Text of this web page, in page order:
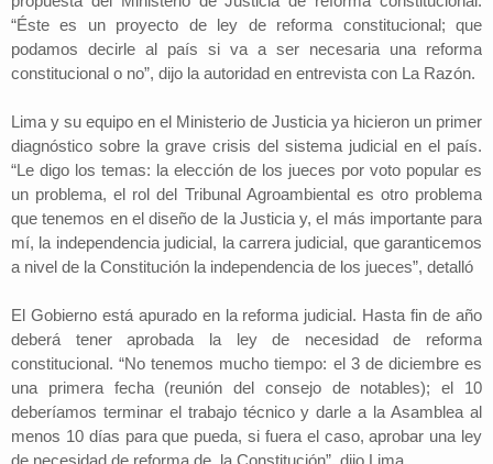
“Éste es un proyecto de ley de reforma constitucional; que
podamos decirle al país si va a ser necesaria una reforma
constitucional o no”, dijo la autoridad en entrevista con La Razón.
Lima y su equipo en el Ministerio de Justicia ya hicieron un primer
diagnóstico sobre la grave crisis del sistema judicial en el país.
“Le digo los temas: la elección de los jueces por voto popular es
un problema, el rol del Tribunal Agroambiental es otro problema
que tenemos en el diseño de la Justicia y, el más importante para
mí, la independencia judicial, la carrera judicial, que garanticemos
a nivel de la Constitución la independencia de los jueces”, detalló
El Gobierno está apurado en la reforma judicial. Hasta fin de año
deberá tener aprobada la ley de necesidad de reforma
constitucional. “No tenemos mucho tiempo: el 3 de diciembre es
una primera fecha (reunión del consejo de notables); el 10
deberíamos terminar el trabajo técnico y darle a la Asamblea al
menos 10 días para que pueda, si fuera el caso, aprobar una ley
de necesidad de reforma de la Constitución”, dijo Lima.